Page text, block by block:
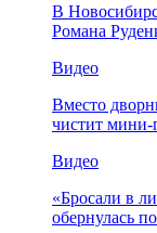
В
Романа
Видео
Вместо
чистит мини-
Видео
«Бросали в
обернулась